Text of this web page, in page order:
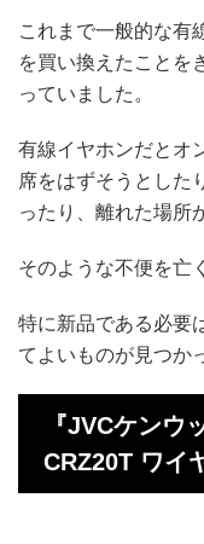
これまで一般的な有
を買い換えたことを
っていました。
有線イヤホンだとオ
席をはずそうとした
ったり、離れた場所
そのような不便を亡
特に新品である必要
てよいものが見つか
『JVCケンウ
CRZ20T ワイ